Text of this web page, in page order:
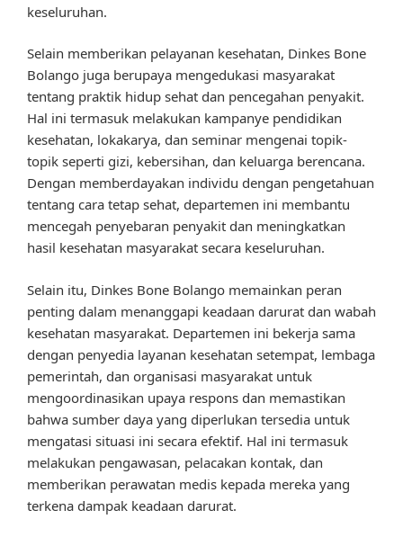
keseluruhan.
Selain memberikan pelayanan kesehatan, Dinkes Bone
Bolango juga berupaya mengedukasi masyarakat
tentang praktik hidup sehat dan pencegahan penyakit.
Hal ini termasuk melakukan kampanye pendidikan
kesehatan, lokakarya, dan seminar mengenai topik-
topik seperti gizi, kebersihan, dan keluarga berencana.
Dengan memberdayakan individu dengan pengetahuan
tentang cara tetap sehat, departemen ini membantu
mencegah penyebaran penyakit dan meningkatkan
hasil kesehatan masyarakat secara keseluruhan.
Selain itu, Dinkes Bone Bolango memainkan peran
penting dalam menanggapi keadaan darurat dan wabah
kesehatan masyarakat. Departemen ini bekerja sama
dengan penyedia layanan kesehatan setempat, lembaga
pemerintah, dan organisasi masyarakat untuk
mengoordinasikan upaya respons dan memastikan
bahwa sumber daya yang diperlukan tersedia untuk
mengatasi situasi ini secara efektif. Hal ini termasuk
melakukan pengawasan, pelacakan kontak, dan
memberikan perawatan medis kepada mereka yang
terkena dampak keadaan darurat.